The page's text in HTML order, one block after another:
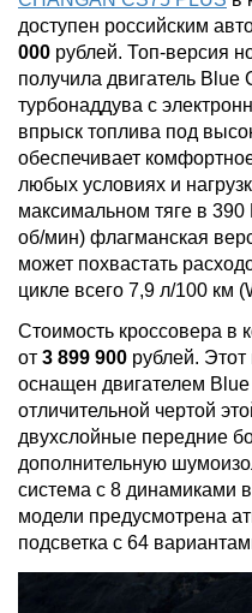
доступен российским
000 рублей. Топ-версия
получила двигатель Blue
турбонаддува с
впрыск топлива под
обеспечивает
любых условиях и
максимальном тяге в
об/мин) флагманская
может похвастать
цикле всего 7,9 л/100 км
Стоимость кроссовера в
от 3 899 900 рублей.
оснащен двигателем
отличительной чертой
двухслойные передние
дополнительную
система с 8 динамиками
модели предусмотрена
подсветка с 64